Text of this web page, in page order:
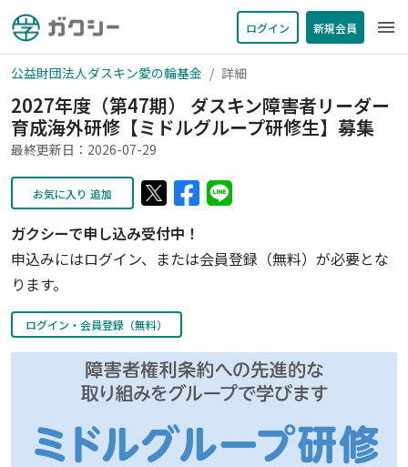
ログイン 新規会員 menu
公益財団法人ダスキン愛の輪基金 詳細
2027年度（第47期） ダスキン障害者リーダー
育成海外研修【ミドルグループ研修生】募集
最終更新日：2026-07-29
お気に入り 追加
ガクシーで申し込み受付中！
申込みにはログイン、または会員登録（無料）が必要とな
ります。
ログイン・会員登録（無料）